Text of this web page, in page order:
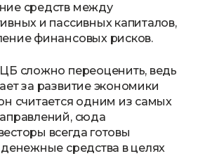
средств между
и пассивных капиталов,
финансовых рисков.
сложно переоценить, ведь
за развитие экономики
считается одним из самых
сюда
всегда готовы
средства в целях